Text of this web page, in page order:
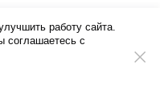
работу сайта.
соглашаетесь с